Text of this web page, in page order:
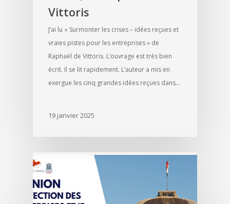
Vittoris
J’ai lu « Surmonter les crises – idées reçues et
vraies pistes pour les entreprises » de
Raphaël de Vittoris. L’ouvrage est très bien
écrit. Il se lit rapidement. L’auteur a mis en
exergue les cinq grandes idées reçues dans…
19 janvier 2025